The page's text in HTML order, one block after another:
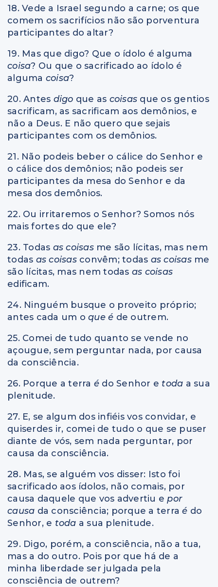
18. Vede a Israel segundo a carne; os que
comem os sacrifícios não são porventura
participantes do altar?
19. Mas que digo? Que o ídolo é alguma
coisa? Ou que o sacrificado ao ídolo é
alguma coisa?
20. Antes digo que as coisas que os gentios
sacrificam, as sacrificam aos demônios, e
não a Deus. E não quero que sejais
participantes com os demônios.
21. Não podeis beber o cálice do Senhor e
o cálice dos demônios; não podeis ser
participantes da mesa do Senhor e da
mesa dos demônios.
22. Ou irritaremos o Senhor? Somos nós
mais fortes do que ele?
23. Todas as coisas me são lícitas, mas nem
todas as coisas convêm; todas as coisas me
são lícitas, mas nem todas as coisas
edificam.
24. Ninguém busque o proveito próprio;
antes cada um o que é de outrem.
25. Comei de tudo quanto se vende no
açougue, sem perguntar nada, por causa
da consciência.
26. Porque a terra é do Senhor e toda a sua
plenitude.
27. E, se algum dos infiéis vos convidar, e
quiserdes ir, comei de tudo o que se puser
diante de vós, sem nada perguntar, por
causa da consciência.
28. Mas, se alguém vos disser: Isto foi
sacrificado aos ídolos, não comais, por
causa daquele que vos advertiu epor
causa da consciência; porque a terraé do
Senhor, e toda a sua plenitude.
29. Digo, porém, a consciência, não a tua,
mas a do outro. Pois por que há de a
minha liberdade ser julgada pela
consciência de outrem?